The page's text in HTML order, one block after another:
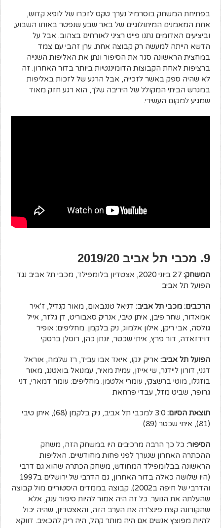
בפתיחת המשחק בוסרמיל נערך טקס לזכרו של לופא קדוש,
אחת המאמנים המיתולוגיים של באר שבע שנפטר באותו השבוע,
וביציעים האדומים נתנו פייט רציני לאורחים בצהוב. אבל על
הדשא הייתה למעשה רק קבוצה אחת. ערן זהבי עם צמד
במחצית הראשונה סגר את הסיפור ונתן את האליפות השנייה
ברציפות לאחת הקבוצות הדומיננטיות ביותר בדור האחרון. זה
לא שהיה ספק באשר לזכייה, אבל הרגע של לזכות באליפות
במגרש הביתי המקולל של היריבה שלך, הוא רגע חזק מאוד
שמגיע למקום העשירי.
9. מכבי תל אביב 2019/20
המשחק:
27 ביוני 2020, אצטדיון בלומפילד, מכבי תל אביב נגד
הפועל תל אביב
הרכבים: מכבי תל אביב: דניאל טננבאום, מאור קנדיל, ז'איר
אמאדור, שחר פיבן, איתן טיבי, אנריק סאבוריט, דן גלזר, אייל
גולסה, אבי ריקן, אילון אלמוג, ניק בלקמן. מחליפים: אופיר
דוידזאדה, דור פרץ, איתי שכטר, יונתן כהן, רוסלן ברסקי
הפועל תל אביב: אריק ינקו, איאד אבו עביד, רז שלמה, אוראל
דגני, דורון ליידנר, שי אייזן, עמית מאיר, עמנואל בואטנג, מאור
בוזגלו, מוטי ברשצקי, עומרי אלטמן. מחליפים: עומר דמארי, דני
גרופר, שביט מזל, עבדי פרחאת
תוצאת הסיום:
3:0 למכבי תל אביב, ניק בלקמן (68), איתן טיבי
(81), איתי שכטר (89)
הסיפור: כל כך הרבה מרכיבים היו במשחק הזה, משחק
ההכתרה האחרון שנערך לפני פחות מחודשיים. האליפות
הראשונה בבלומפילד המחודש, משחק הכתרה שהוא גם דרבי
(היו שלושה כאלה בדור האחרון, גם הדרבי של ירושלים ב1997
והדרבי של חיפה ב2002). קבוצה בממדים היסטוריים מול קבוצה
שהעלתה את הנוער. כל זה היה אמור להיות סיפור ענק, אלא
שהקורונה קצת פינצ'רה את הערב הזה, והאצטדיון, שהיה יכול
להיות מפוצץ אנשים אם היה מותר קהל, היה ריק להכאיב. דווקא